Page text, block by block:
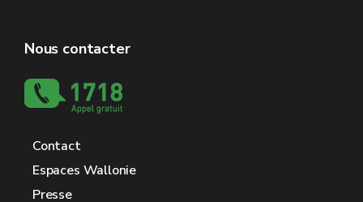
Nous contacter
Contact
Espaces Wallonie
Presse